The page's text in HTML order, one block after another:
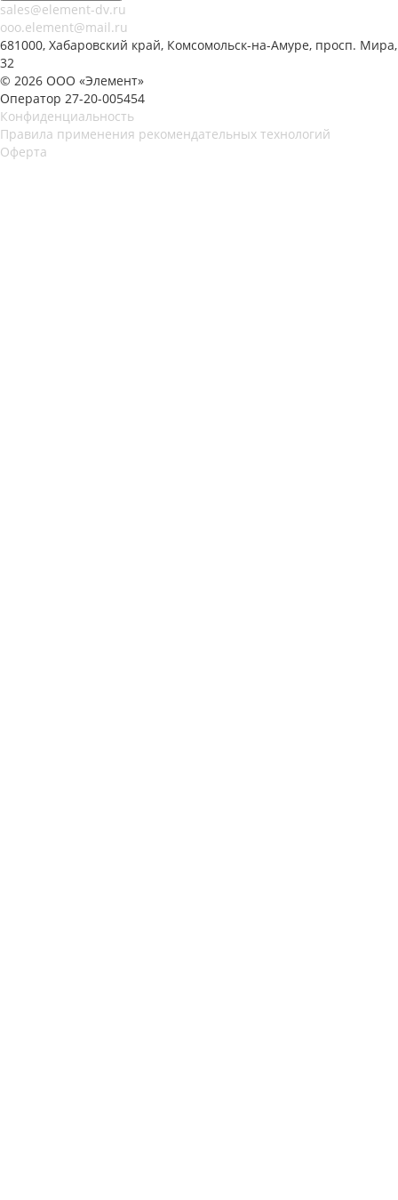
sales@element-dv.ru
ooo.element@mail.ru
681000, Хабаровский край, Комсомольск-на-Амуре, просп. Мира,
32
© 2026 ООО «Элемент»
Оператор 27-20-005454
Конфиденциальность
Правила применения рекомендательных технологий
Оферта